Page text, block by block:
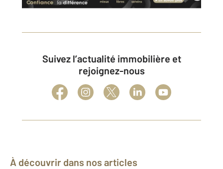
Suivez l’actualité immobilière et
rejoignez-nous
À découvrir dans nos articles